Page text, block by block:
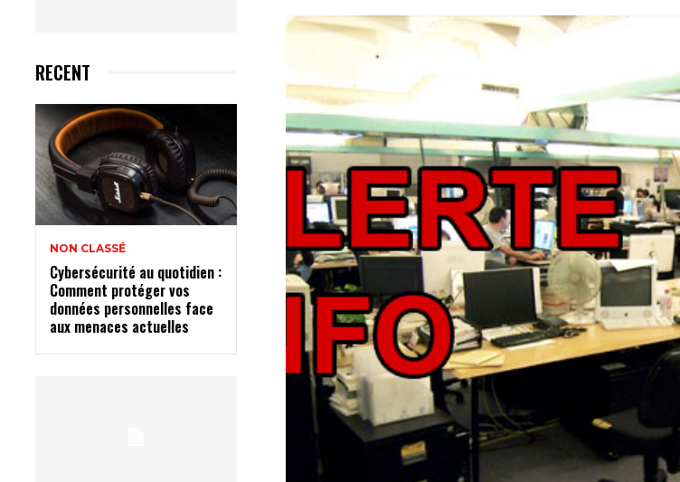
RECENT
NON CLASSÉ
Cybersécurité au quotidien :
Comment protéger vos
données personnelles face
aux menaces actuelles